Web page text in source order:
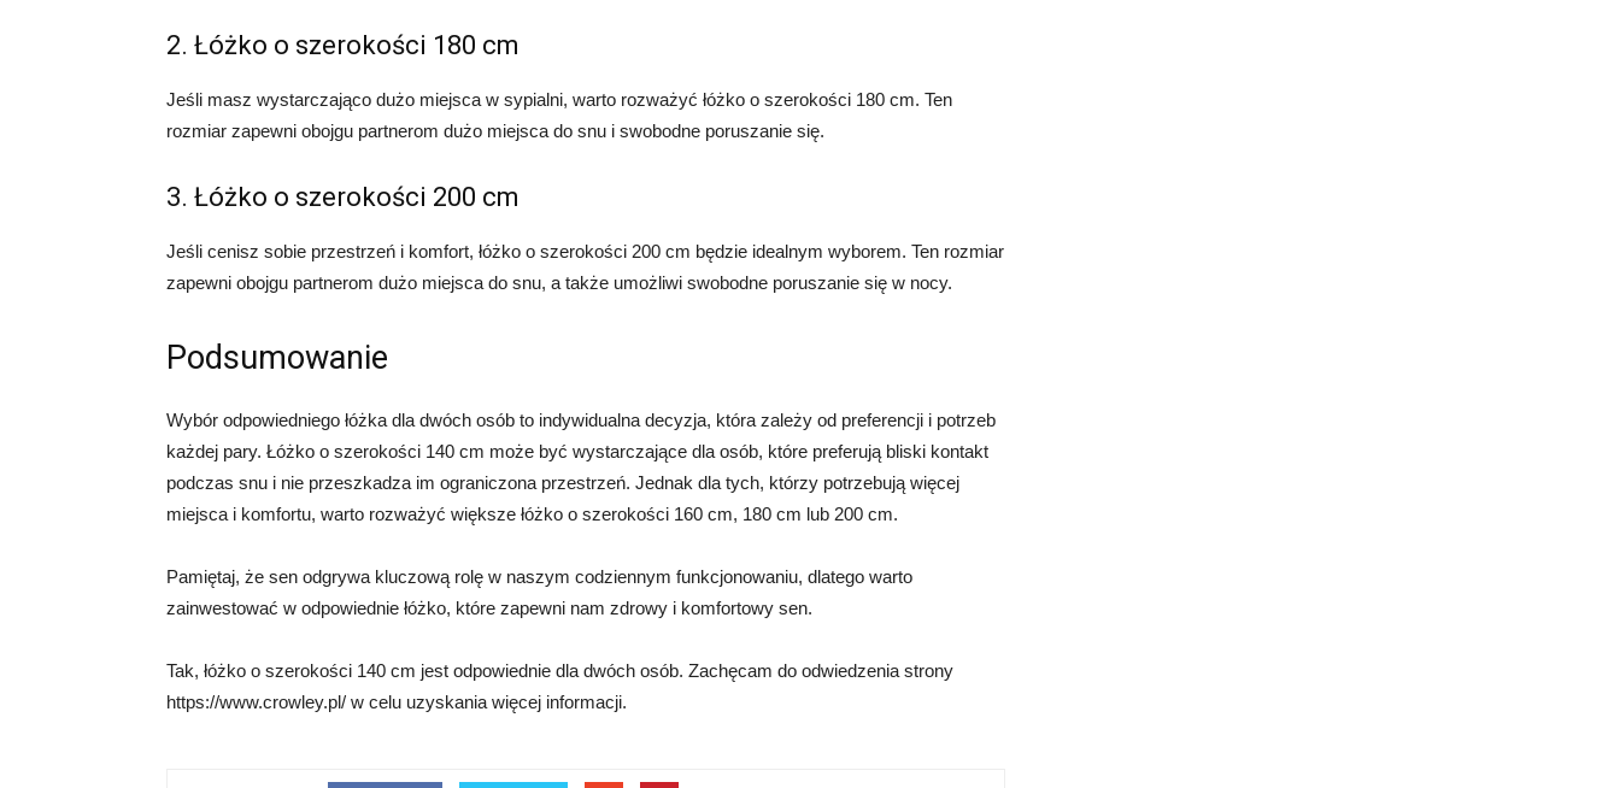
2. Łóżko o szerokości 180 cm
Jeśli masz wystarczająco dużo miejsca w sypialni, warto rozważyć łóżko o szerokości 180 cm. Ten
rozmiar zapewni obojgu partnerom dużo miejsca do snu i swobodne poruszanie się.
3. Łóżko o szerokości 200 cm
Jeśli cenisz sobie przestrzeń i komfort, łóżko o szerokości 200 cm będzie idealnym wyborem. Ten rozmiar
zapewni obojgu partnerom dużo miejsca do snu, a także umożliwi swobodne poruszanie się w nocy.
Podsumowanie
Wybór odpowiedniego łóżka dla dwóch osób to indywidualna decyzja, która zależy od preferencji i potrzeb
każdej pary. Łóżko o szerokości 140 cm może być wystarczające dla osób, które preferują bliski kontakt
podczas snu i nie przeszkadza im ograniczona przestrzeń. Jednak dla tych, którzy potrzebują więcej
miejsca i komfortu, warto rozważyć większe łóżko o szerokości 160 cm, 180 cm lub 200 cm.
Pamiętaj, że sen odgrywa kluczową rolę w naszym codziennym funkcjonowaniu, dlatego warto
zainwestować w odpowiednie łóżko, które zapewni nam zdrowy i komfortowy sen.
Tak, łóżko o szerokości 140 cm jest odpowiednie dla dwóch osób. Zachęcam do odwiedzenia strony
https://www.crowley.pl/ w celu uzyskania więcej informacji.